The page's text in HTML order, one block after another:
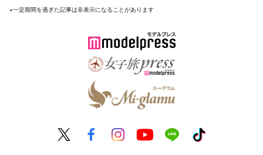
※一定期間を過ぎた記事は非表示になることがあります